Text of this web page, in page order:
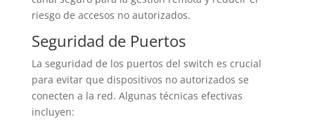
riesgo de accesos no autorizados.
Seguridad de Puertos
La seguridad de los puertos del switch es crucial
para evitar que dispositivos no autorizados se
conecten a la red. Algunas técnicas efectivas
incluyen: